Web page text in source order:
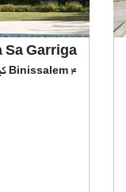
Sa Garriga
Binissalem 4 کیلومتر از مرکز شهر